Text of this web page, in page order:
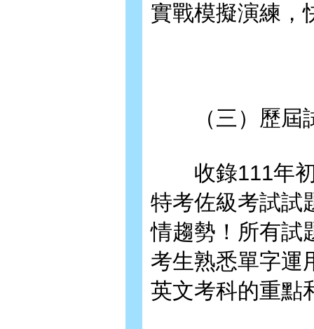
實戰模擬演練，
（三）歷屆
收錄111年初
特考佐級考試試
情趨勢！所有試
考生熟悉單字運
英文考科的重點